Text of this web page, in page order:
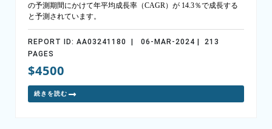
の予測期間にかけて年平均成長率（CAGR）が 14.3％で成長する
と予測されています。
REPORT ID: AA03241180 | 06-MAR-2024 | 213
PAGES
$4500
続きを読む